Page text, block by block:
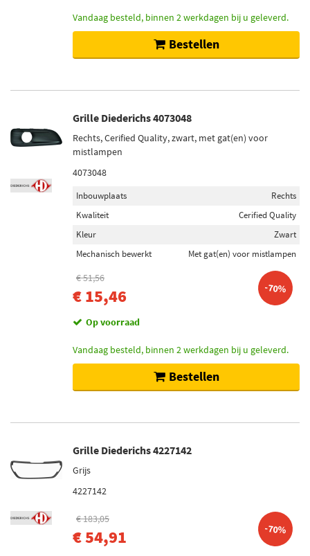
Vandaag besteld, binnen 2 werkdagen bij u geleverd.
Bestellen
Grille Diederichs 4073048
Rechts, Cerified Quality, zwart, met gat(en) voor
mistlampen
4073048
Inbouwplaats
Rechts
Kwaliteit
Cerified Quality
Kleur
Zwart
Mechanisch bewerkt
Met gat(en) voor mistlampen
€ 51,56
€ 15,46 -70%
Op voorraad
Vandaag besteld, binnen 2 werkdagen bij u geleverd.
Bestellen
Grille Diederichs 4227142
Grijs
4227142
€ 183,05
€ 54,91 -70%